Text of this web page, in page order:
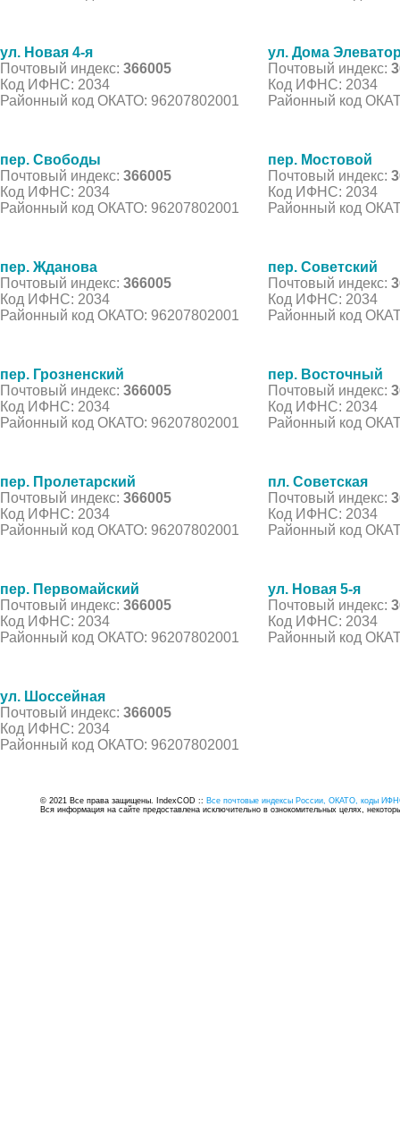
ул. Новая 4-я
Почтовый индекс: 366005
Код ИФНС: 2034
Районный код ОКАТО: 96207802001
ул. Дома
Почтовый индекс:
Код ИФНС: 2034
Районный код
пер. Свободы
Почтовый индекс: 366005
Код ИФНС: 2034
Районный код ОКАТО: 96207802001
пер. Мостовой
Почтовый индекс:
Код ИФНС: 2034
Районный код
пер. Жданова
Почтовый индекс: 366005
Код ИФНС: 2034
Районный код ОКАТО: 96207802001
пер. Советский
Почтовый индекс:
Код ИФНС: 2034
Районный код
пер. Грозненский
Почтовый индекс: 366005
Код ИФНС: 2034
Районный код ОКАТО: 96207802001
пер. Восточный
Почтовый индекс:
Код ИФНС: 2034
Районный код
пер. Пролетарский
Почтовый индекс: 366005
Код ИФНС: 2034
Районный код ОКАТО: 96207802001
пл. Советская
Почтовый индекс:
Код ИФНС: 2034
Районный код
пер. Первомайский
Почтовый индекс: 366005
Код ИФНС: 2034
Районный код ОКАТО: 96207802001
ул. Новая 5-я
Почтовый индекс:
Код ИФНС: 2034
Районный код
ул. Шоссейная
Почтовый индекс: 366005
Код ИФНС: 2034
Районный код ОКАТО: 96207802001
© 2021 Все права защищены. IndexCOD :: Все почтовые индексы России, ОКАТО, коды
Вся информация на сайте предоставлена исключительно в ознокомительных целях,